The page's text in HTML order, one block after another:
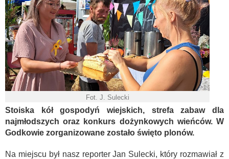
Fot. J. Sulecki
Stoiska kół gospodyń wiejskich, strefa zabaw dla
najmłodszych oraz konkurs dożynkowych wieńców. W
Godkowie zorganizowane zostało święto plonów.
Na miejscu był nasz reporter Jan Sulecki, który rozmawiał z